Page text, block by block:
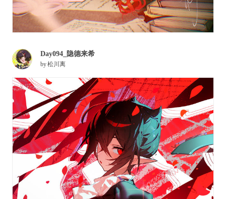
Day094_隐德来希
by松川离